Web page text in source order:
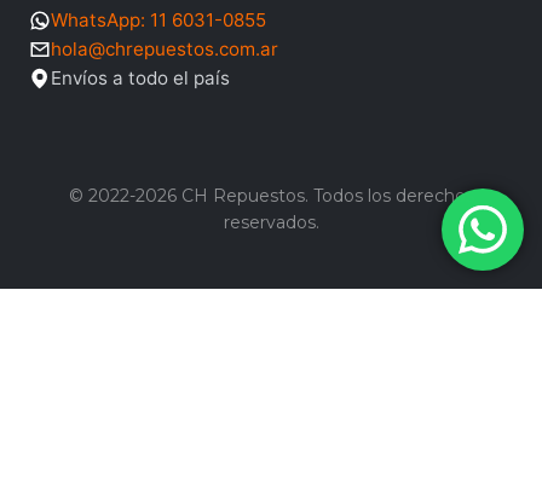
WhatsApp: 11 6031-0855
hola@chrepuestos.com.ar
Envíos a todo el país
© 2022-2026 CH Repuestos. Todos los derechos
reservados.